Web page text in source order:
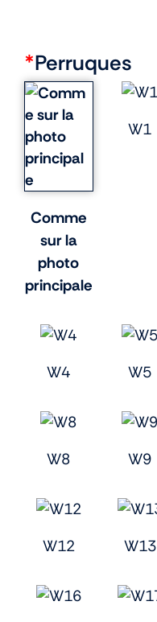
*Perruques
Comme
sur la
photo
principale
W1
W4 W5
W8 W9
W12 W13